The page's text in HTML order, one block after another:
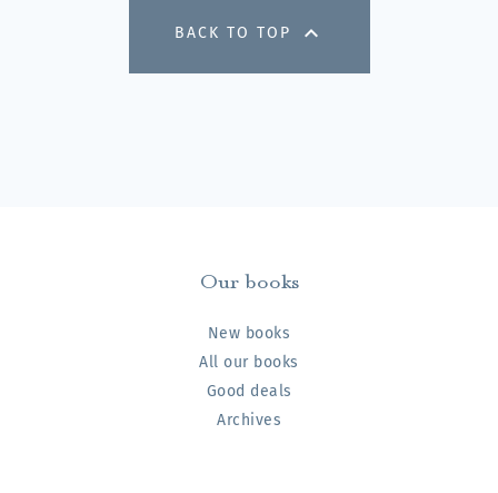
BACK TO TOP 
Our books
New books
All our books
Good deals
Archives